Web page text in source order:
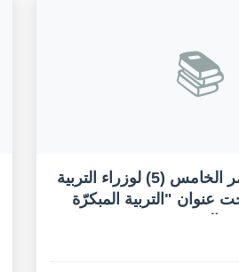
📚
كتاب وقائع المؤتمر الخامس (5) لوزراء التربية
عنوان "التربية المبكرّة